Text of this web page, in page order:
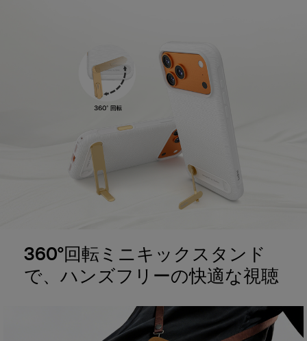
360°回転ミニキックスタンド
で、ハンズフリーの快適な視聴